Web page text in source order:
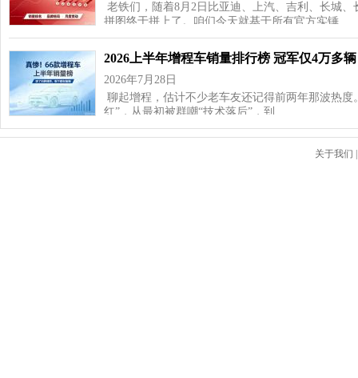
老铁们，随着8月2日比亚迪、上汽、吉利、长城
拼图终于拼上了。咱们今天就基于所有官方实锤…
2026上半年增程车销量排行榜 冠军仅4万多辆
2026年7月28日
聊起增程，估计不少老车友还记得前两年那波热
红”，从最初被群嘲“技术落后”，到…
关于我们